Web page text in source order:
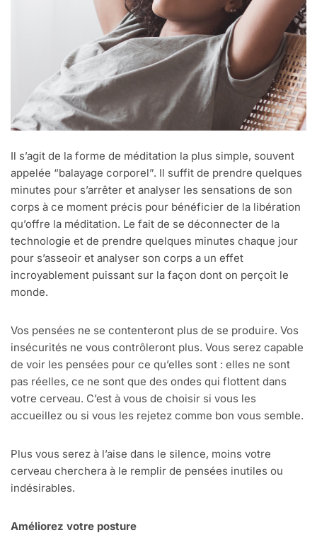
Il s’agit de la forme de méditation la plus simple, souvent
appelée “balayage corporel”. Il suffit de prendre quelques
minutes pour s’arrêter et analyser les sensations de son
corps à ce moment précis pour bénéficier de la libération
qu’offre la méditation. Le fait de se déconnecter de la
technologie et de prendre quelques minutes chaque jour
pour s’asseoir et analyser son corps a un effet
incroyablement puissant sur la façon dont on perçoit le
monde.
Vos pensées ne se contenteront plus de se produire. Vos
insécurités ne vous contrôleront plus. Vous serez capable
de voir les pensées pour ce qu’elles sont : elles ne sont
pas réelles, ce ne sont que des ondes qui flottent dans
votre cerveau. C’est à vous de choisir si vous les
accueillez ou si vous les rejetez comme bon vous semble.
Plus vous serez à l’aise dans le silence, moins votre
cerveau cherchera à le remplir de pensées inutiles ou
indésirables.
Améliorez votre posture